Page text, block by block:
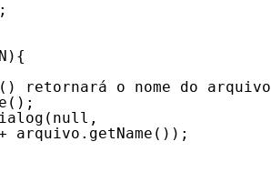
retornará o nome do arquivo
arquivo.getName());